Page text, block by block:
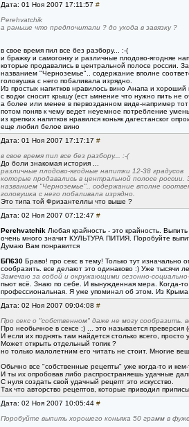
Дата: 01 Ноя 2007 17:11:57 #
Perehvatchik
а раньше что предпочитали ? до ухода в завязку ?
в свое время пил все без разбору... :-(
и бражку и самогонку и различные плодово-ягодняе
которые продавались в центральной полосе россии.
названием "Черноземье".. содержание вполне
головушка с него побаливала изрядно.
Из простых напитков нравилось вино Анапа и хороший
с водки сносит крышу (ест ьмнение что нужно пить
а более или менее в первозданном виде-например тот
потом поняв к чему ведет неуемное потребление
из крепких напитков нравился коньяк дагестанског
еще любил белое вино
Дата: 01 Ноя 2007 17:17:17 #
в свое время пил все без разбору... :-(
До боли знакомая история ...
различные плодово-ягодные напитки 12-38 градусов
которые продавались в центральной полосе
названием "Черноземье".. содержание вполне
головушка с него побаливала изрядно.
Это типа той Фризантеллы что выше ?
Дата: 02 Ноя 2007 07:12:47 #
Perehvatchik Любая крайность - это крайность.
очень много значит КУЛЬТУРА ПИТИЯ. Поробуйте
Думаю Вам понравится
БП630 Браво! про секс в тему! Только тут
сообразить. все делают это одинаково :) Уже тысячи
Замечаю за собой и окружающими сезонно-
пьют всё. Знаю по себе. И вынужденная мера. Когда-то
профессиональная. Я уже упоминал об этом. Из
Дата: 02 Ноя 2007 09:04:08 #
Про секс о "собственном" даже не могу
Про необычное в сексе ;) ... это называется
И если их поднять там найдется столько всего, просто
Может открыть отдельный топик ?
но только малолетним его читать не стоит. Многие
Обычно все "собственные рецепты" уже когда-то и
И ты их опробовав либо распространяешь удачные
С нуля создать свой удачный рецепт это искусство.
Так что авторство рецептов, которые приводил
Дата: 02 Ноя 2007 10:05:44 #
Поробуйте выпить хорошего коньяка 50 грамм в